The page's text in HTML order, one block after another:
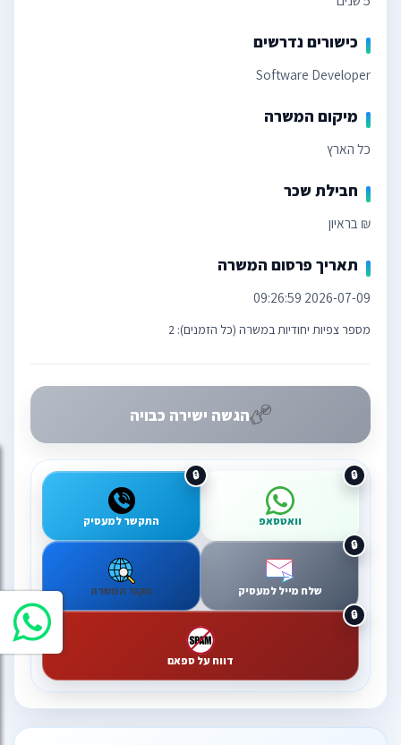
כישורים נדרשים
Software Developer
מיקום המשרה
כל הארץ
חבילת שכר
₪ בראיון
תאריך פרסום המשרה
2026-07-09 09:26:59
מספר צפיות יחודיות במשרה (כל הזמנים): 2
הגשה ישירה כבויה
וואטסאפ התקשר למעסיק
שלח מייל למעסיק מקור המשרה
דווח על ספאם